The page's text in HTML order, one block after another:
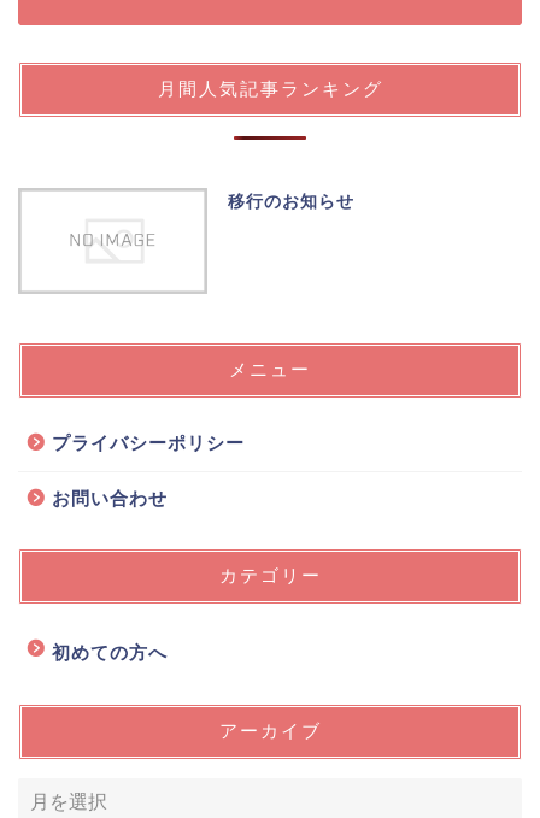
月間人気記事ランキング
移行のお知らせ
メニュー
プライバシーポリシー
お問い合わせ
カテゴリー
初めての方へ
アーカイブ